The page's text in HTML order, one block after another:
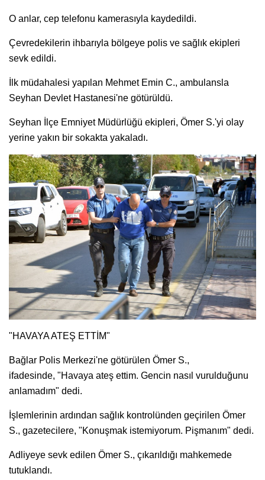
O anlar, cep telefonu kamerasıyla kaydedildi.
Çevredekilerin ihbarıyla bölgeye polis ve sağlık ekipleri
sevk edildi.
İlk müdahalesi yapılan Mehmet Emin C., ambulansla
Seyhan Devlet Hastanesi'ne götürüldü.
Seyhan İlçe Emniyet Müdürlüğü ekipleri, Ömer S.'yi olay
yerine yakın bir sokakta yakaladı.
"HAVAYA ATEŞ ETTİM"
Bağlar Polis Merkezi'ne götürülen Ömer S.,
ifadesinde, "Havaya ateş ettim. Gencin nasıl vurulduğunu
anlamadım" dedi.
İşlemlerinin ardından sağlık kontrolünden geçirilen Ömer
S., gazetecilere, "Konuşmak istemiyorum. Pişmanım" dedi.
Adliyeye sevk edilen Ömer S., çıkarıldığı mahkemede
tutuklandı.